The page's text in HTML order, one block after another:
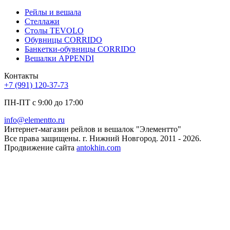
Рейлы и вешала
Стеллажи
Столы TEVOLO
Обувницы CORRIDO
Банкетки-обувницы CORRIDO
Вешалки APPENDI
Контакты
+7 (991) 120-37-73
ПН-ПТ с 9:00 до 17:00
info@elementto.ru
Интернет-магазин рейлов и вешалок "Элементто"
Все права защищены. г. Нижний Новгород. 2011 - 2026.
Продвижение сайта antokhin.com